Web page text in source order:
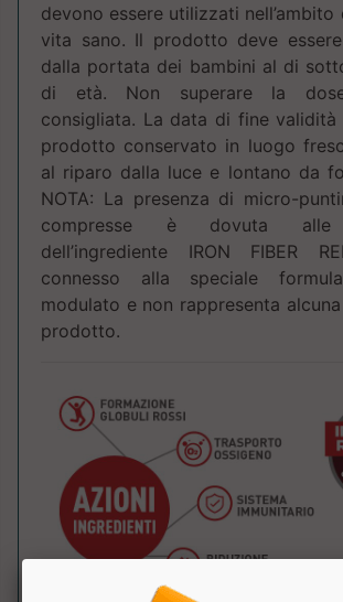
devono essere utilizzati
vita sano. Il prodotto deve
dalla portata dei bambini al di
di età. Non superare la dose
consigliata. La data di fine
prodotto conservato in luogo
al riparo dalla luce e lontano da
NOTA: La presenza di micro-
compresse è dovuta alle
dell’ingrediente IRON FIBER
connesso alla speciale
modulato e non rappresenta
prodotto.